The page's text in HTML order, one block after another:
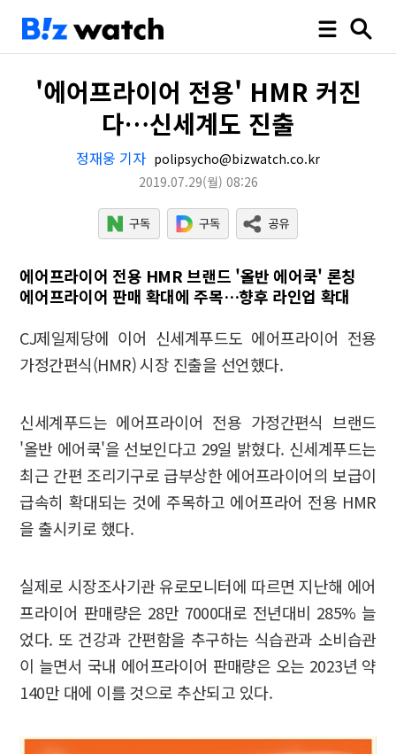
'에어프라이어 전용' HMR 커진
다…신세계도 진출
정재웅 기자 polipsycho@bizwatch.co.kr
2019.07.29(월) 08:26
에어프라이어 전용 HMR 브랜드 '올반 에어쿡' 론칭
에어프라이어 판매 확대에 주목…향후 라인업 확대
CJ제일제당에 이어 신세계푸드도 에어프라이어 전용
가정간편식(HMR) 시장 진출을 선언했다.
신세계푸드는 에어프라이어 전용 가정간편식 브랜드
'올반 에어쿡'을 선보인다고 29일 밝혔다. 신세계푸드는
최근 간편 조리기구로 급부상한 에어프라이어의 보급이
급속히 확대되는 것에 주목하고 에어프라어 전용 HMR
을 출시키로 했다.
실제로 시장조사기관 유로모니터에 따르면 지난해 에어
프라이어 판매량은 28만 7000대로 전년대비 285% 늘
었다. 또 건강과 간편함을 추구하는 식습관과 소비습관
이 늘면서 국내 에어프라이어 판매량은 오는 2023년 약
140만 대에 이를 것으로 추산되고 있다.